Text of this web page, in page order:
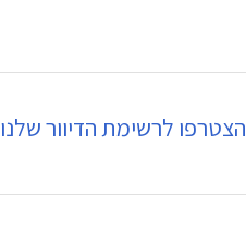
הצטרפו לרשימת הדיוור שלנו